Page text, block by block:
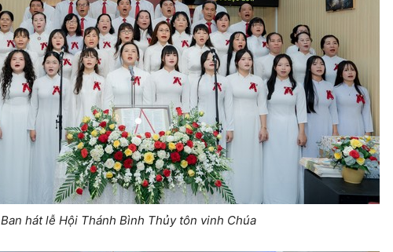
Ban hát lễ Hội Thánh Bình Thủy tôn vinh Chúa